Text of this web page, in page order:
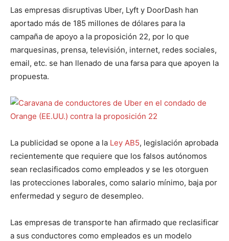
Las empresas disruptivas Uber, Lyft y DoorDash han
aportado más de 185 millones de dólares para la
campaña de apoyo a la proposición 22, por lo que
marquesinas, prensa, televisión, internet, redes sociales,
email, etc. se han llenado de una farsa para que apoyen la
propuesta.
La publicidad se opone a la Ley AB5, legislación aprobada
recientemente que requiere que los falsos autónomos
sean reclasificados como empleados y se les otorguen
las protecciones laborales, como salario mínimo, baja por
enfermedad y seguro de desempleo.
Las empresas de transporte han afirmado que reclasificar
a sus conductores como empleados es un modelo